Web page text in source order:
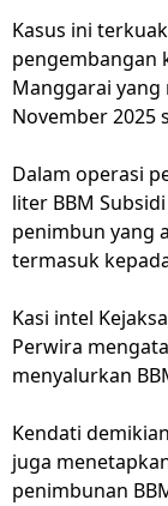
Kasus ini
pengembangan
Manggarai yang
November 2025
Dalam operasi
liter BBM
penimbun yang
termasuk
Kasi intel
Perwira
menyalurkan
Kendati
juga
penimbunan